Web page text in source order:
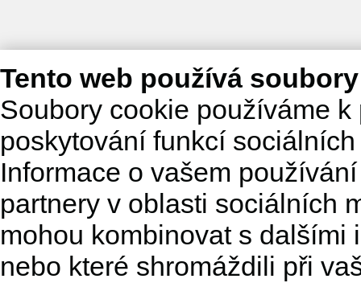
Tento web používá
Soubory cookie používáme
poskytování funkcí
Informace o vašem
partnery v oblasti sociálních
mohou kombinovat s dalšími
nebo které shromáždili při